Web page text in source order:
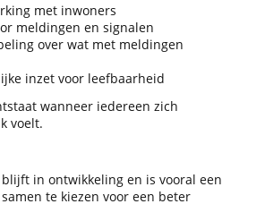
met inwoners
meldingen en signalen
over wat met meldingen
inzet voor leefbaarheid
wanneer iedereen zich
voelt.
in ontwikkeling en is vooral een
te kiezen voor een beter